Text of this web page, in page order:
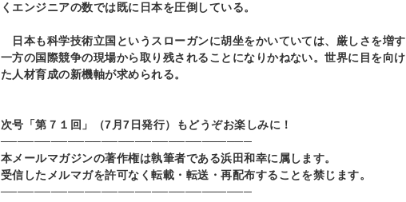
くエンジニアの数では既に日本を圧倒している。
日本も科学技術立国というスローガンに胡坐をかいていては、厳しさを増す
一方の国際競争の現場から取り残されることになりかねない。世界に目を向け
た人材育成の新機軸が求められる。
次号「第７１回」（7 月7 日発行）もどうぞお楽しみに！
──────────────────────────────
本メールマガジンの著作権は執筆者である浜田和幸に属します。
受信したメルマガを許可なく転載・転送・再配布することを禁じます。
──────────────────────────────